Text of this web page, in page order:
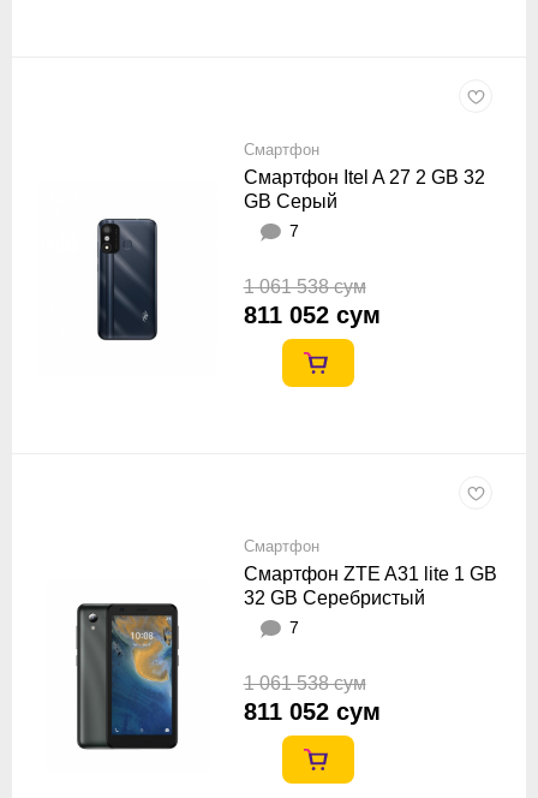
Смартфон
Смартфон Itel A 27 2 GB 32
GB Серый
7
1 061 538 сум
811 052 сум
Смартфон
Смартфон ZTE A31 lite 1 GB
32 GB Серебристый
7
1 061 538 сум
811 052 сум